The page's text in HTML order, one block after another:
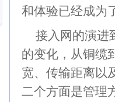
和体验已经成为
接入网的演进
的变化，从铜缆
宽、传输距离以
二个方面是管理